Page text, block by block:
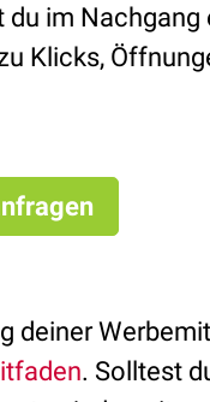
im
Klicks,
deiner
. Solltest